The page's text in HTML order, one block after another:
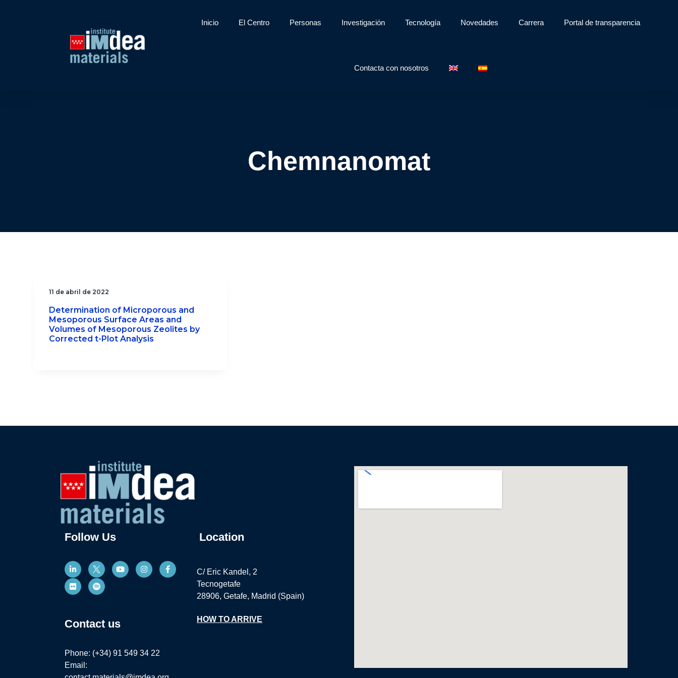
Inicio El Centro Personas Investigación Tecnología Novedades Carrera Portal de transparencia
Contacta con nosotros
Chemnanomat
11 de abril de 2022
Determination of Microporous and
Mesoporous Surface Areas and
Volumes of Mesoporous Zeolites by
Corrected t-Plot Analysis
Follow Us
Contact us
Phone: (+34) 91 549 34 22
Email:
Location
C/ Eric Kandel, 2
Tecnogetafe
28906, Getafe, Madrid (Spain)
HOW TO ARRIVE